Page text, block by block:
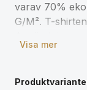
varav 70%
G/M². T-
material samt
och
Visa mer